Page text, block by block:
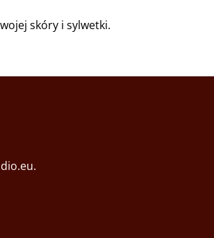
skóry i sylwetki.
.